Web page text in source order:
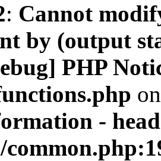
: Cannot
by (output
PHP
-